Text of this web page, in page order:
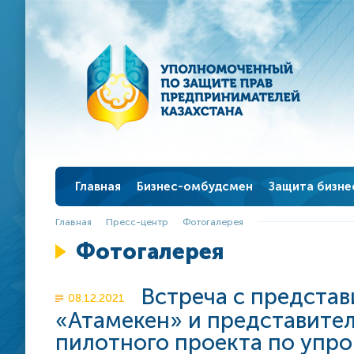
Главная Бизнес-омбудсмен
Аппарат бизнес-омбудсмена
Приказы, распоряжения
Защита
Нормативно-
О проекте
чистого листа"
Главная Пресс-центр Фотогалерея
Фотогалерея
08.12.2021
Встреча с
«Атамекен» и
пилотного проекта по